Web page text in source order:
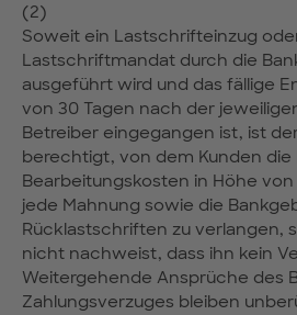
(2)
Soweit ein Lastschrifteinzug
Lastschriftmandat durch die
ausgeführt wird und das fällige
von 30 Tagen nach der
Betreiber eingegangen ist, ist
berechtigt, von dem Kunden
Bearbeitungskosten in Höhe von
jede Mahnung sowie die
Rücklastschriften zu verlangen,
nicht nachweist, dass ihn kein
Weitergehende Ansprüche des
Zahlungsverzuges bleiben